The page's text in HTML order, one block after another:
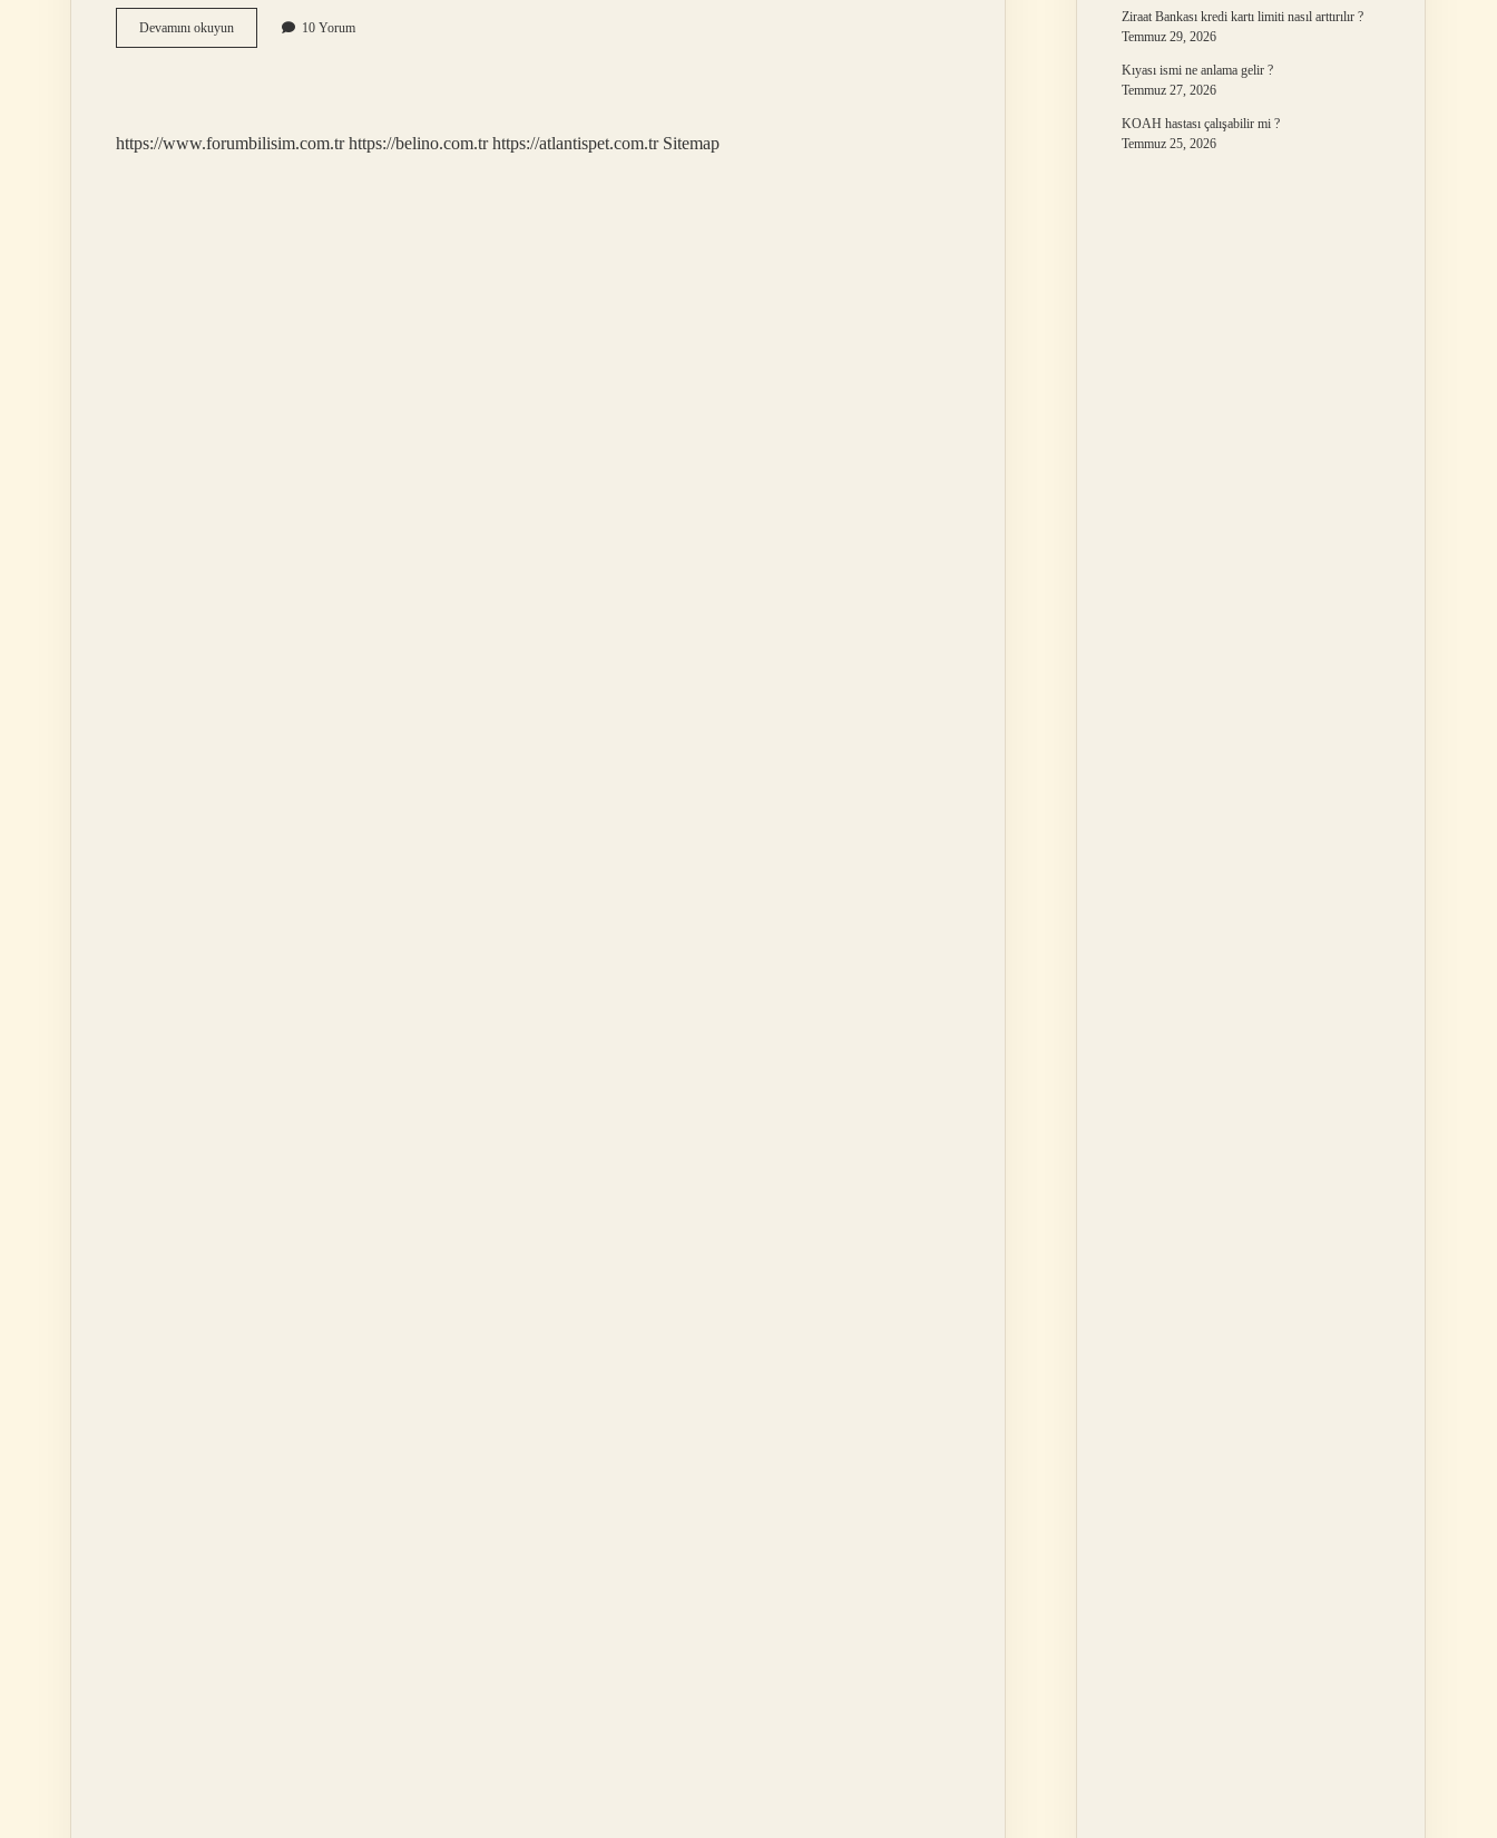
Devamını okuyunLilyum
Çiçeği
10 Yorum
https://www.forumbilisim.com.tr https://belino.com.tr https://atlantispet.com.tr Sitemap
Ziraat Bankası kredi kartı limiti nasıl arttırılır ?
Temmuz 29, 2026
Kıyası ismi ne anlama gelir ?
Temmuz 27, 2026
KOAH hastası çalışabilir mi ?
Temmuz 25, 2026